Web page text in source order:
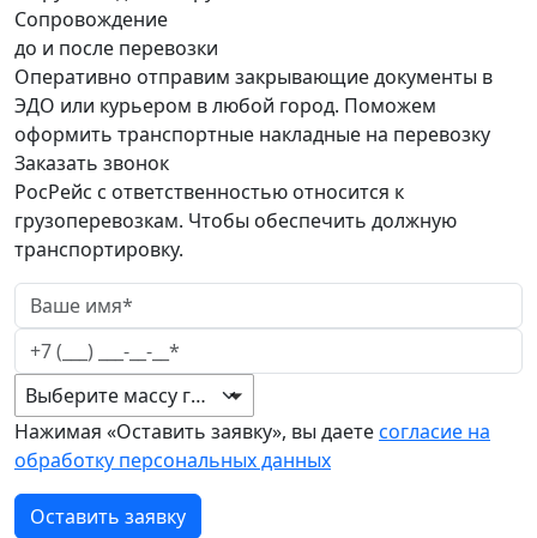
Сопровождение
до и после перевозки
Оперативно отправим закрывающие документы в
ЭДО или курьером в любой город. Поможем
оформить транспортные накладные на перевозку
Заказать звонок
РосРейс с ответственностью относится к
грузоперевозкам. Чтобы обеспечить должную
транспортировку.
Выберите массу груза
Нажимая «Оставить заявку», вы даетесогласие на
обработку персональных данных
Оставить заявку